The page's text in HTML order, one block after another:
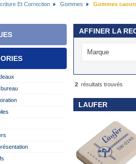
Et Correction Gommes Gommes
AFFINER LA
Marque
2 résultats trouvés
LAUFER